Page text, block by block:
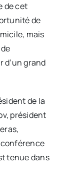
de cet
de
mais
d’un grand
de la
président
conférence
tenue dans